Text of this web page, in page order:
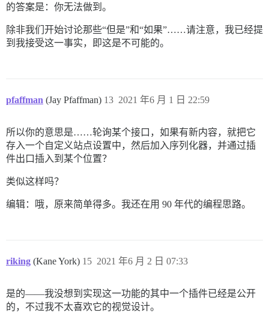
的答案是：你无法做到。
除非我们开始讨论那些“但是”和“如果”……请注意，我已经提
到我接受这一事实，即这是不可能的。
pfaffman (Jay Pfaffman) 2021 年6 月 1 日 22:59
13
所以你的意思是……轮询某个接口，如果有新内容，就把它
存入一个自定义站点设置中，然后加入序列化器，并通过插
件出口插入到某个位置？
类似这样吗？
编辑：哦，原来简单得多。我还在用 90 年代的编程思路。
riking (Kane York) 2021 年6 月 2 日 07:33
15
是的——我没想到实现这一功能的其中一个插件已经是公开
的，不过我不太喜欢它的视觉设计。